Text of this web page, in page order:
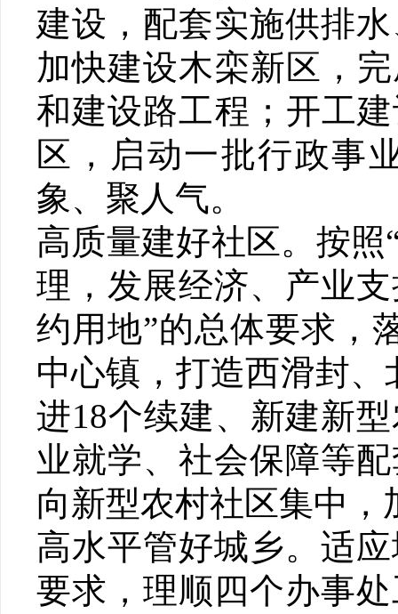
建设，配套实施供排
加快建设木栾新区，
和建设路工程；开工
区，启动一批行政事
象、聚人气。
高质量建好社区。按
理，发展经济、产业
约用地”的总体要求，
中心镇，打造西滑封
进18个续建、新建新
业就学、社会保障等
向新型农村社区集中
高水平管好城乡。适
要求，理顺四个办事